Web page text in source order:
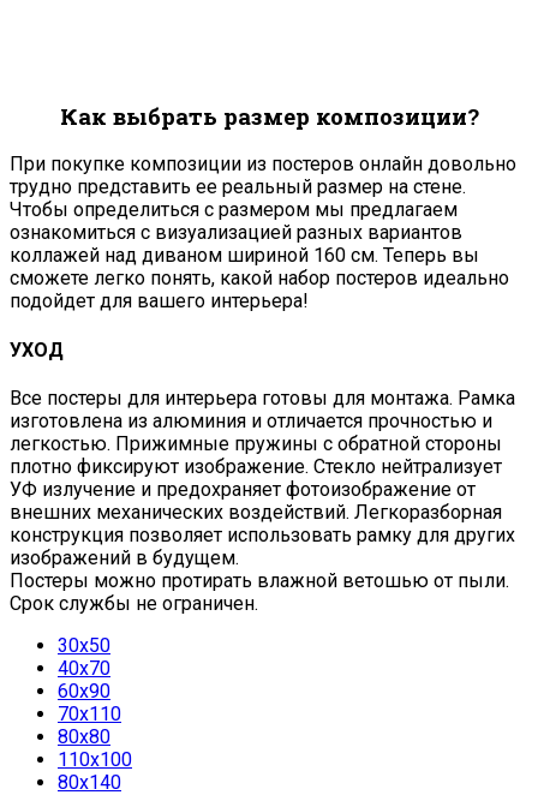
Как выбрать размер композиции?
При покупке композиции из постеров онлайн довольно
трудно представить ее реальный размер на стене.
Чтобы определиться с размером мы предлагаем
ознакомиться с визуализацией разных вариантов
коллажей над диваном шириной 160 см. Теперь вы
сможете легко понять, какой набор постеров идеально
подойдет для вашего интерьера!
УХОД
Все постеры для интерьера готовы для монтажа. Рамка
изготовлена из алюминия и отличается прочностью и
легкостью. Прижимные пружины с обратной стороны
плотно фиксируют изображение. Стекло нейтрализует
УФ излучение и предохраняет фотоизображение от
внешних механических воздействий. Легкоразборная
конструкция позволяет использовать рамку для других
изображений в будущем.
Постеры можно протирать влажной ветошью от пыли.
Срок службы не ограничен.
30х50
40х70
60х90
70х110
80х80
110х100
80х140